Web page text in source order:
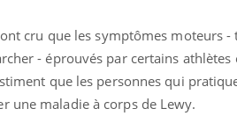
cru que les symptômes moteurs
- éprouvés par certains athlètes
que les personnes qui
une maladie à corps de Lewy.